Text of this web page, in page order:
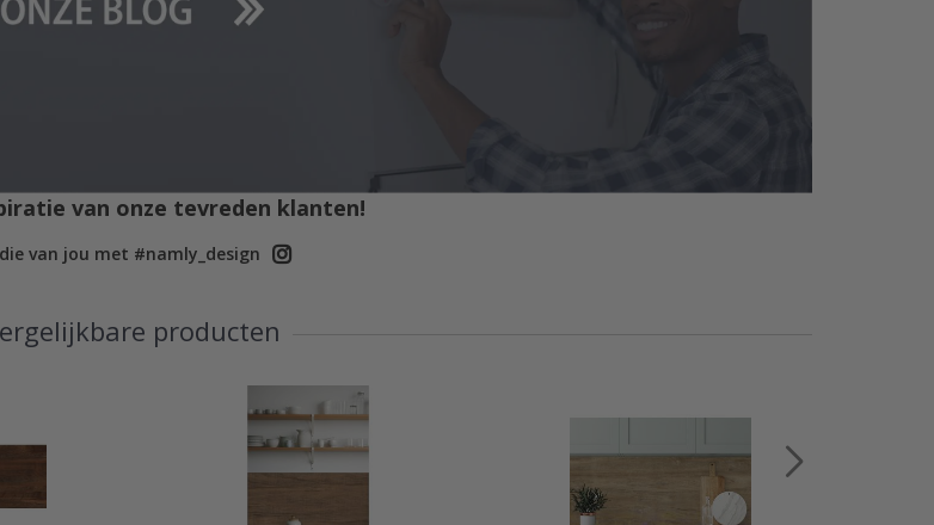
van onze tevreden klanten!
van jou met #namly_design
producten